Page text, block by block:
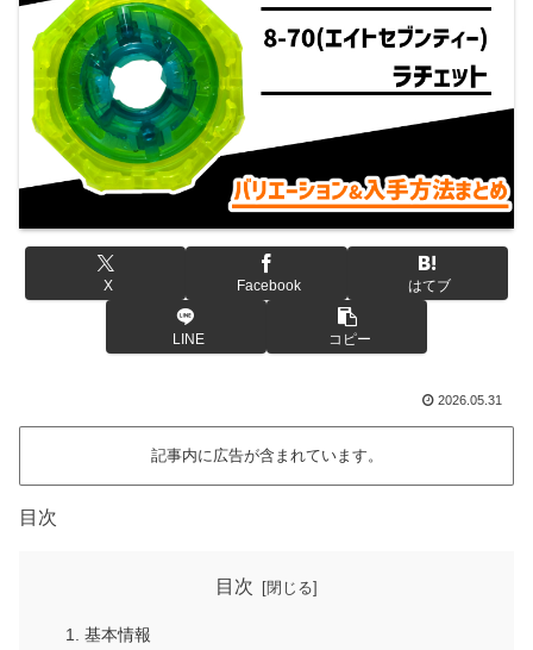
X Facebook はてブ
LINE コピー
2026.05.31
記事内に広告が含まれています。
目次
目次
基本情報